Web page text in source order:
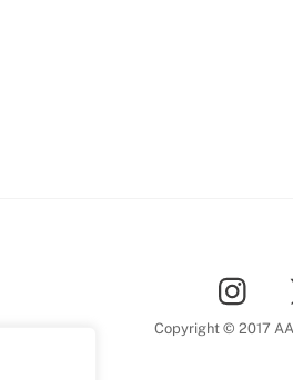
Copyright © 2017